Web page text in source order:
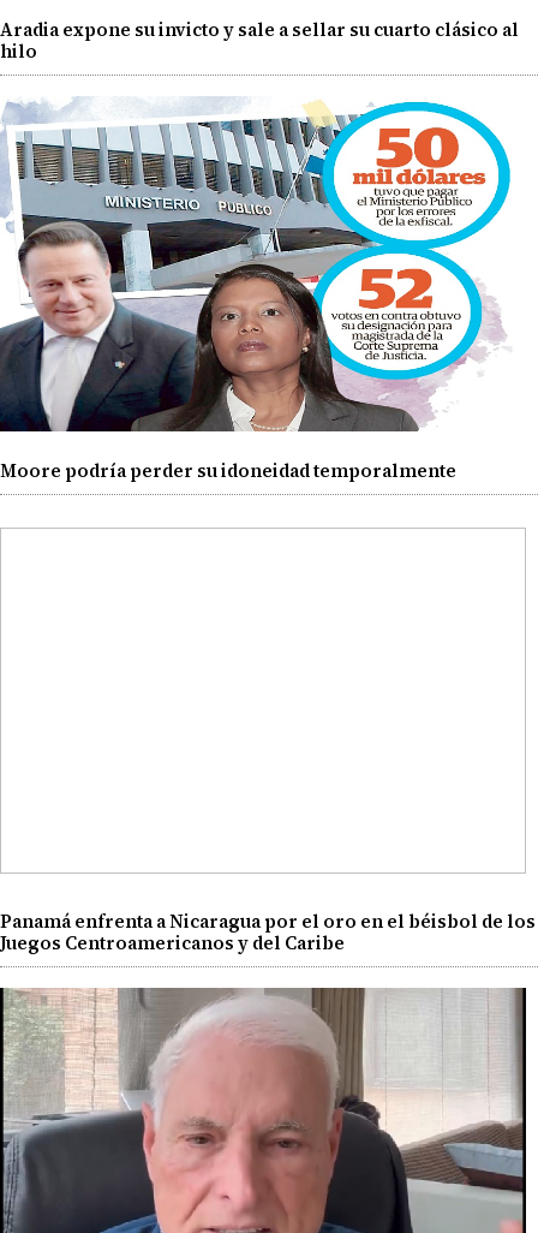
Aradia expone su invicto y sale a sellar su cuarto clásico al
hilo
Moore podría perder su idoneidad temporalmente
Panamá enfrenta a Nicaragua por el oro en el béisbol de los
Juegos Centroamericanos y del Caribe